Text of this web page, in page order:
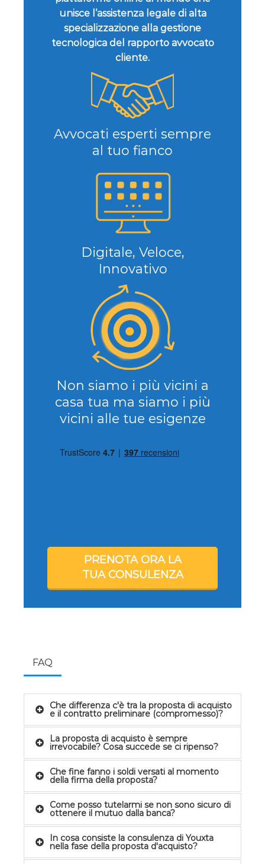
unisce l’assistenza legale di alta
specializzazione alla gestione
tecnologica del rapporto avvocato
cliente.
Avvocati esperti sempre
al tuo fianco
Digitale, Veloce,
Innovativo
Non siamo i più vicini a
casa tua ma siamo i più
vicini alle tue esigenze
PRENOTA ORA LA
TUA CONSULENZA
FAQ
Che differenza c'è tra la proposta di acquisto
e il contratto preliminare (compromesso)?
La proposta di acquisto è sempre
irrevocabile? Cosa succede se ci ripenso?
Che fine fanno i soldi versati al momento
della firma della proposta?
Come posso tutelarmi se non sono sicuro di
ottenere il mutuo dalla banca?
In cosa consiste la consulenza di Youxta
nella fase della proposta d'acquisto?